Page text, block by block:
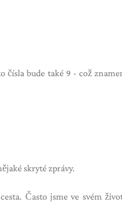
čísla bude také 9 - což
skryté zprávy.
Často jsme ve svém